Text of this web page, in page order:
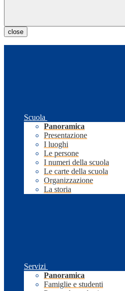
close
Scuola
Panoramica
Presentazione
I luoghi
Le persone
I numeri della scuola
Le carte della scuola
Organizzazione
La storia
Servizi
Panoramica
Famiglie e studenti